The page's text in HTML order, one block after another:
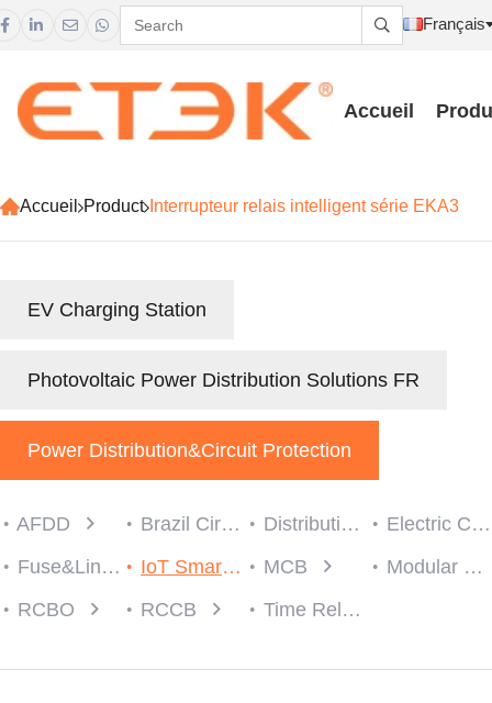
     Français
Accueil
Accueil Product Interrupteur relais intelligent série EKA3
EV Charging Station
Photovoltaic Power Distribution Solutions FR
Power Distribution&Circuit Protection
AFDD Brazil Circuit protection Distribution Box
Electric Consumer Units
Fuse&Link
IoT Smart Breaker MCB
Modular Contactor
RCBO
RCCB Time Relay